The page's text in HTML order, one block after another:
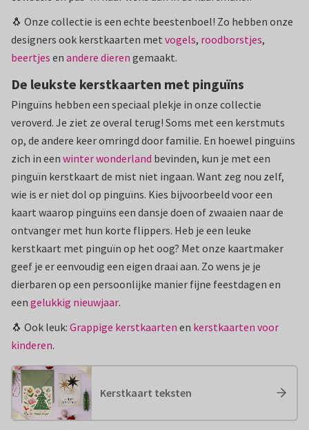
🐧 Onze collectie is een echte beestenboel! Zo hebben onze
designers ook kerstkaarten met vogels, roodborstjes,
beertjes en andere dieren gemaakt.
De leukste kerstkaarten met pinguïns
Pinguïns hebben een speciaal plekje in onze collectie
veroverd. Je ziet ze overal terug! Soms met een kerstmuts
op, de andere keer omringd door familie. En hoewel pinguïns
zich in een winter wonderland bevinden, kun je met een
pinguïn kerstkaart de mist niet ingaan. Want zeg nou zelf,
wie is er niet dol op pinguïns. Kies bijvoorbeeld voor een
kaart waarop pinguïns een dansje doen of zwaaien naar de
ontvanger met hun korte flippers. Heb je een leuke
kerstkaart met pinguïn op het oog? Met onze kaartmaker
geef je er eenvoudig een eigen draai aan. Zo wens je je
dierbaren op een persoonlijke manier fijne feestdagen en
een gelukkig nieuwjaar.
🐧 Ook leuk: Grappige kerstkaarten en kerstkaarten voor
kinderen.
Kerstkaart teksten